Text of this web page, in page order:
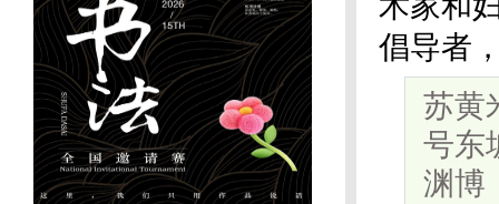
倡导者
苏黄
号东
渊博